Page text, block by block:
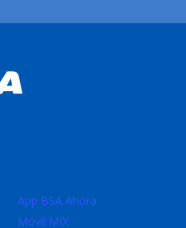
App BSA Ahora
Movil MIX